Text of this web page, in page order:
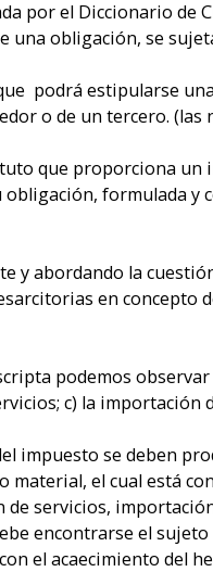
por el Diccionario de
obligación, se
podrá estipularse
o de un tercero.
que proporciona
formulada
y abordando la
en
podemos
c) la importación
impuesto se deben
el cual está
servicios,
encontrarse el
el acaecimiento del